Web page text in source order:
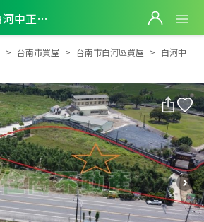
白河中正路都內農業區土地
白河中正路都內農業區土地
台南市買屋 台南市白河區買屋
白河中